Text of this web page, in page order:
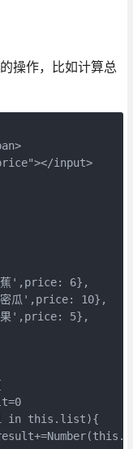
操作，比如计算总
input>
蕉',price: 6},
密瓜',price: 10},
果',price: 5},
i in this.list){